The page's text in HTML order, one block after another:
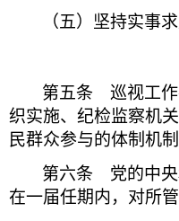
（五）坚持实事
第五条 巡视工作
织实施、纪检监察机
民群众参与的体制机
第六条 党的中央
在一届任期内，对所